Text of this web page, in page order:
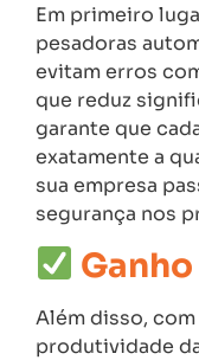
Em primeiro
pesadoras
evitam erros
que reduz
garante que
exatamente a
sua empresa
segurança nos
Além disso,
produtividade